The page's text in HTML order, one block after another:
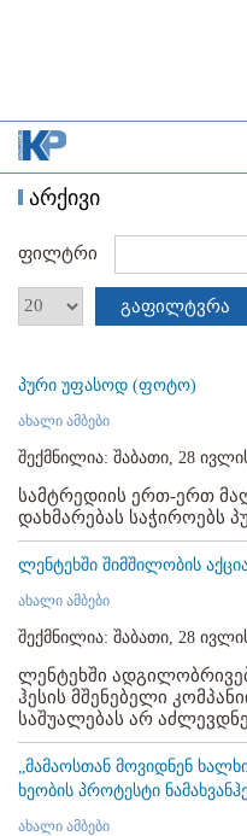
არქივი
ფილტრი
გაფილტვრა
პური უფასოდ (ფოტო)
ახალი ამბები
შექმნილია: შაბათი, 28
სამტრედიის ერთ-ერთ
დახმარებას საჭიროებს
ლენტეხში შიმშილობის
ახალი ამბები
შექმნილია: შაბათი, 28
ლენტეხში
ჰესის მშენებელი
საშუალებას არ
„მამაოსთან მოვიდნენ
ხეობის პროტესტი
ახალი ამბები